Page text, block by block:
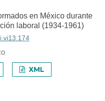
en México durante
laboral (1934-1961)
XML